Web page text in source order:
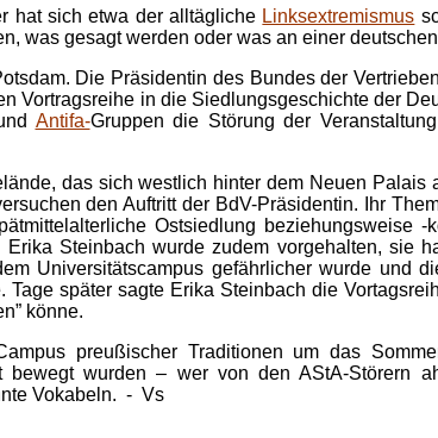
hat sich etwa der alltägliche Linksextremismus
was gesagt werden oder was an einer
Die Präsidentin des Bundes der
Vortragsreihe in die Siedlungsgeschichte der
Antifa-Gruppen die Störung der
das sich westlich hinter dem Neuen
den Auftritt der BdV-Präsidentin. Ihr
Ostsiedlung beziehungsweise
Erika Steinbach wurde zudem vorgehalten,
Universitätscampus gefährlicher wurde und
später sagte Erika Steinbach die
könne.
preußischer Traditionen um das
bewegt wurden – wer von den AStA-Störern
Vokabeln. - Vs